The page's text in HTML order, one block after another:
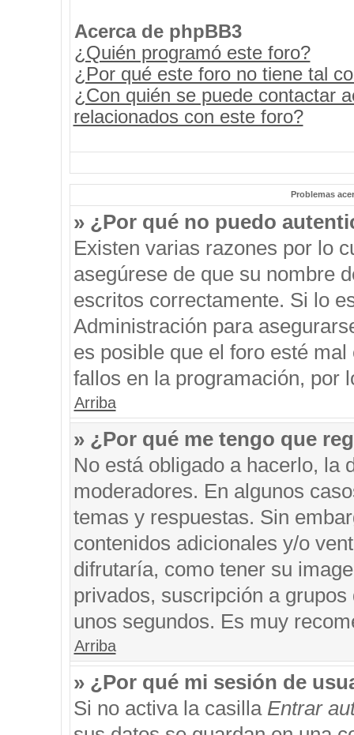
Acerca de phpBB3
¿Quién programó este foro?
¿Por qué este foro no tiene tal
¿Con quién se puede contactar
relacionados con este foro?
Problemas
» ¿Por qué no puedo
Existen varias razones por lo
asegúrese de que su nombre
escritos correctamente. Si lo
Administración para
es posible que el foro esté
fallos en la programación, por
Arriba
» ¿Por qué me tengo que
No está obligado a hacerlo, la
moderadores. En algunos
temas y respuestas. Sin
contenidos adicionales y/o
difrutaría, como tener su
privados, suscripción a
unos segundos. Es muy
Arriba
» ¿Por qué mi sesión de
Si no activa la casilla Entrar